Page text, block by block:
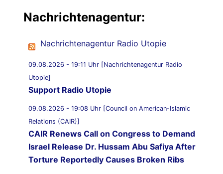
Nachrichtenagentur:
Nachrichtenagentur Radio Utopie
09.08.2026 - 19:11 Uhr [Nachrichtenagentur Radio
Utopie]
Support Radio Utopie
09.08.2026 - 19:08 Uhr [Council on American-Islamic
Relations (CAIR)]
CAIR Renews Call on Congress to Demand
Israel Release Dr. Hussam Abu Safiya After
Torture Reportedly Causes Broken Ribs